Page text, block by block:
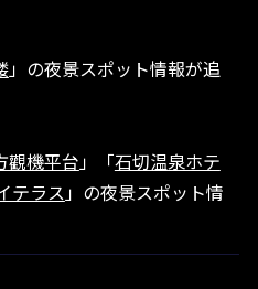
」の夜景スポット情報が追
觀機平台 」「石切温泉ホテ
テラス 」の夜景スポット情